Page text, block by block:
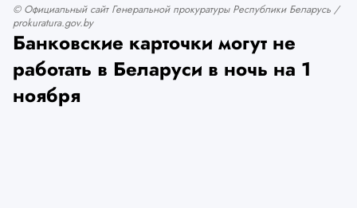
© Официальный сайт Генеральной прокуратуры Республики Беларусь /
prokuratura.gov.by
Банковские карточки могут не
работать в Беларуси в ночь на 1
ноября